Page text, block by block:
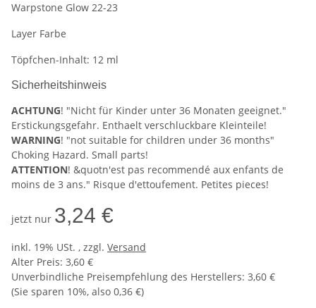
Warpstone Glow 22-23
Layer Farbe
Töpfchen-Inhalt: 12 ml
Sicherheitshinweis
ACHTUNG! "Nicht für Kinder unter 36 Monaten geeignet."
Erstickungsgefahr. Enthaelt verschluckbare Kleinteile!
WARNING! "not suitable for children under 36 months"
Choking Hazard. Small parts!
ATTENTION! &quotn'est pas recommendé aux enfants de
moins de 3 ans." Risque d'ettoufement. Petites pieces!
jetzt nur 3,24 €
inkl. 19% USt. , zzgl. Versand
Alter Preis: 3,60 €
Unverbindliche Preisempfehlung des Herstellers: 3,60 €
(Sie sparen 10%, also 0,36 €)